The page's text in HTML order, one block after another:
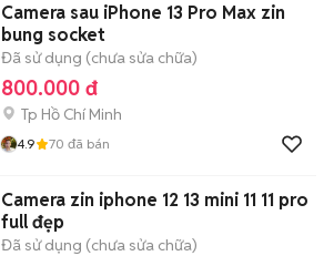
Camera sau iPhone 13 Pro Max zin
bung socket
Đã sử dụng (chưa sửa chữa)
800.000 đ
Tp Hồ Chí Minh
4.9 70 đã bán
Camera zin iphone 12 13 mini 11 11 pro
full đẹp
Đã sử dụng (chưa sửa chữa)